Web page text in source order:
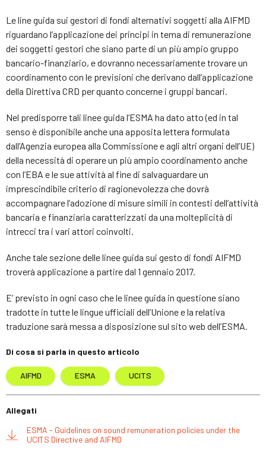
Le line guida sui gestori di fondi alternativi soggetti alla AIFMD
riguardano l’applicazione dei principi in tema di remunerazione
dei soggetti gestori che siano parte di un più ampio gruppo
bancario-finanziario, e dovranno necessariamente trovare un
coordinamento con le previsioni che derivano dall’applicazione
della Direttiva CRD per quanto concerne i gruppi bancari.
Nel predisporre tali linee guida l’ESMA ha dato atto (ed in tal
senso è disponibile anche una apposita lettera formulata
dall’Agenzia europea alla Commissione e agli altri organi dell’UE)
della necessità di operare un più ampio coordinamento anche
con l’EBA e le sue attività al fine di salvaguardare un
imprescindibile criterio di ragionevolezza che dovrà
accompagnare l’adozione di misure simili in contesti dell’attività
bancaria e finanziaria caratterizzati da una molteplicità di
intrecci tra i vari attori coinvolti.
Anche tale sezione delle linee guida sui gesto di fondi AIFMD
troverà applicazione a partire dal 1 gennaio 2017.
E’ previsto in ogni caso che le linee guida in questione siano
tradotte in tutte le lingue ufficiali dell’Unione e la relativa
traduzione sarà messa a disposizione sul sito web dell’ESMA.
Di cosa si parla in questo articolo
AIFMD ESMA UCITS
Allegati
ESMA - Guidelines on sound remuneration policies under the
UCITS Directive and AIFMD